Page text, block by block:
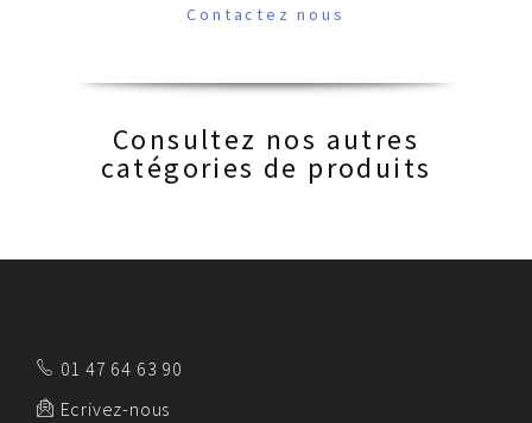
Contactez nous
Consultez nos autres
catégories de produits
01 47 64 63 90
Ecrivez-nous